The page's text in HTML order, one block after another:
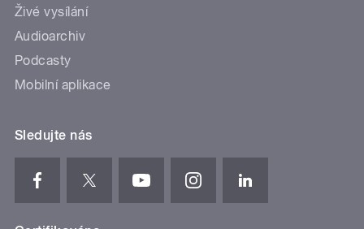
Živé vysílání
Audioarchiv
Podcasty
Mobilní aplikace
Sledujte nás